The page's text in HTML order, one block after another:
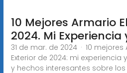
10 Mejores Armario
2024. Mi Experiencia
31 de mar. de 2024 · 10
Exterior de 2024: mi
y hechos interesantes sobre